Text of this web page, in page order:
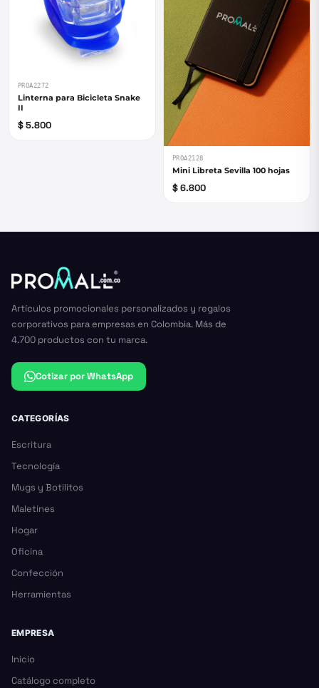
PROA2272
Linterna para Bicicleta Snake
II
$ 5.800
PROA2128
Mini Libreta Sevilla 100 hojas
$ 6.800
Artículos promocionales personalizados y regalos
corporativos para empresas en Colombia. Más de
4.700 productos con tu marca.
Cotizar por WhatsApp
CATEGORÍAS
Escritura
Tecnología
Mugs y Botilitos
Maletines
Hogar
Oficina
Confección
Herramientas
EMPRESA
Inicio
Catálogo completo